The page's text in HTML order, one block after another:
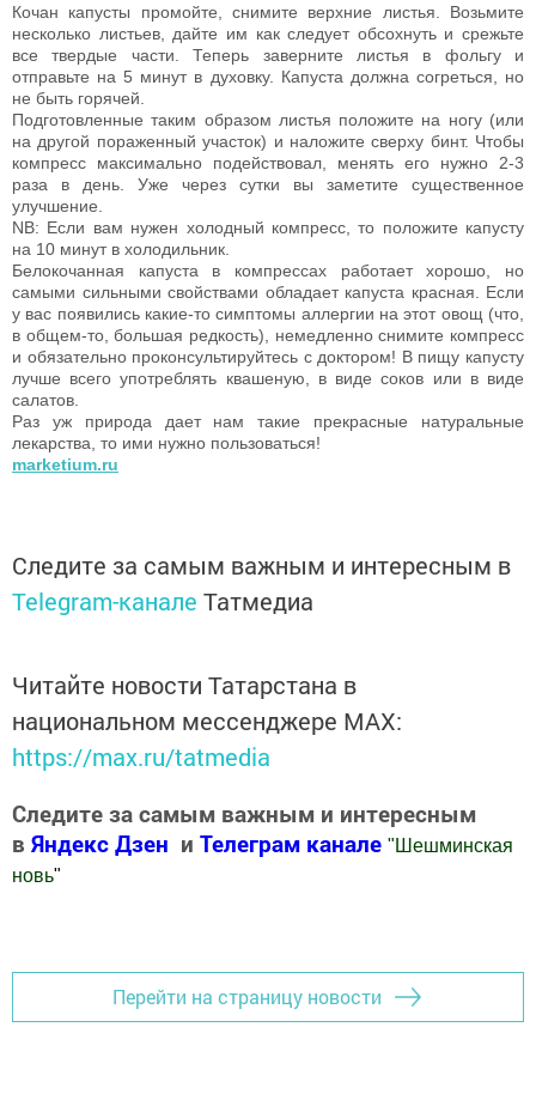
Кочан капусты промойте, снимите верхние листья. Возьмите
несколько листьев, дайте им как следует обсохнуть и срежьте
все твердые части. Теперь заверните листья в фольгу и
отправьте на 5 минут в духовку. Капуста должна согреться, но
не быть горячей.
Подготовленные таким образом листья положите на ногу (или
на другой пораженный участок) и наложите сверху бинт. Чтобы
компресс максимально подействовал, менять его нужно 2-3
раза в день. Уже через сутки вы заметите существенное
улучшение.
NB: Если вам нужен холодный компресс, то положите капусту
на 10 минут в холодильник.
Белокочанная капуста в компрессах работает хорошо, но
самыми сильными свойствами обладает капуста красная. Если
у вас появились какие-то симптомы аллергии на этот овощ (что,
в общем-то, большая редкость), немедленно снимите компресс
и обязательно проконсультируйтесь с доктором! В пищу капусту
лучше всего употреблять квашеную, в виде соков или в виде
салатов.
Раз уж природа дает нам такие прекрасные натуральные
лекарства, то ими нужно пользоваться!
marketium.ru
Следите за самым важным и интересным в
Telegram-канале Татмедиа
Читайте новости Татарстана в
национальном мессенджере MАХ:
https://max.ru/tatmedia
Следите за самым важным и интересным
в Яндекс Дзен и Телеграм канале " Шешминская
новь"
Перейти на страницу новости